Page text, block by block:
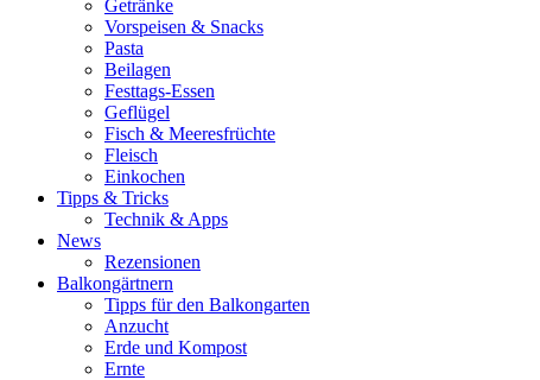
Getränke
Vorspeisen & Snacks
Pasta
Beilagen
Festtags-Essen
Geflügel
Fisch & Meeresfrüchte
Fleisch
Einkochen
Tipps & Tricks
Technik & Apps
News
Rezensionen
Balkongärtnern
Tipps für den Balkongarten
Anzucht
Erde und Kompost
Ernte